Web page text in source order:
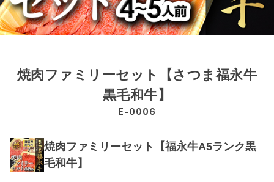
焼肉ファミリーセット【さつま福永牛
黒毛和牛】
E-0006
焼肉ファミリーセット【福永牛A5ランク黒
毛和牛】